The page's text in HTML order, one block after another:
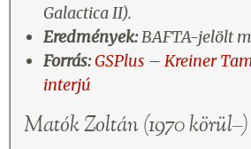
Galactica II).
Eredmények:BAFTA-jelölt
Forrás:GSPlus – Kreiner
interjú
Matók Zoltán (1970 körül–)